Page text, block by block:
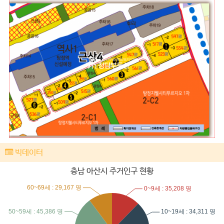
빅데이터
충남 아산시 주거인구 현황